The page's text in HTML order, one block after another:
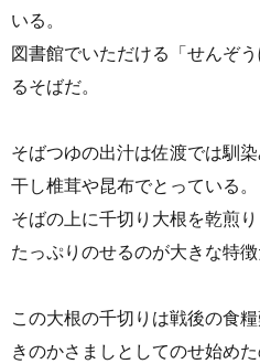
いる。
図書館でいただける「せんぞ
るそばだ。
そばつゆの出汁は佐渡では馴
干し椎茸や昆布でとっている。
そばの上に千切り大根を乾煎
たっぷりのせるのが大きな特徴
この大根の千切りは戦後の食
きのかさましとしてのせ始めた